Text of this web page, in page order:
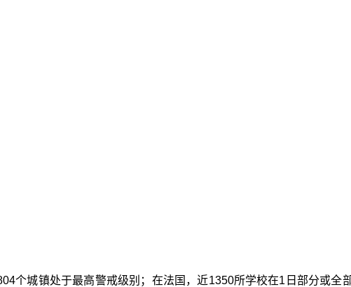
个城镇处于最高警戒级别；在法国，近1350所学校在1日部分或全